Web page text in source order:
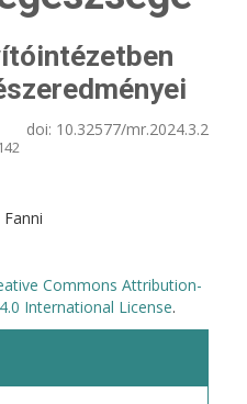
doi: 10.32577/mr.2024.3.2
Commons Attribution-
International License.